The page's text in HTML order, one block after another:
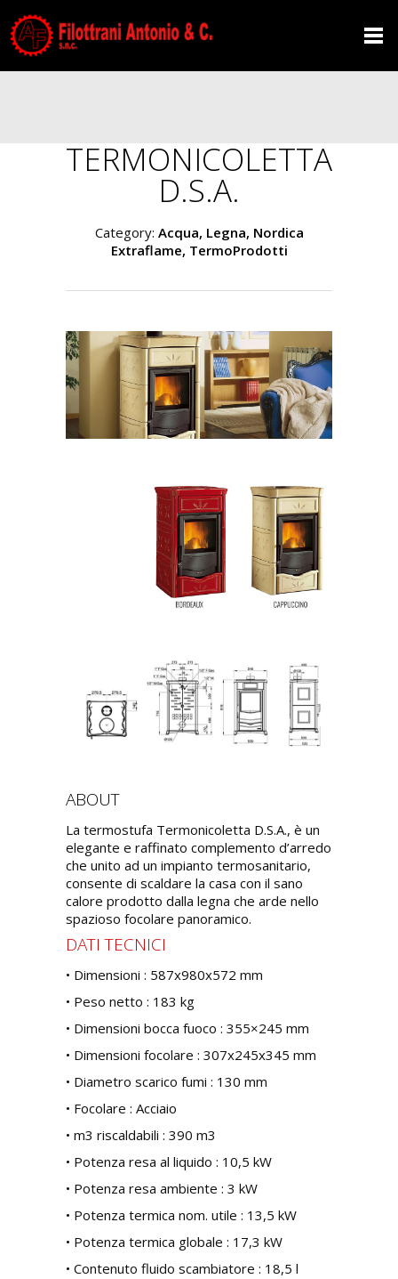
TERMONICOLETTA
D.S.A.
Category: Acqua, Legna, Nordica
Extraflame, TermoProdotti
ABOUT
La termostufa Termonicoletta D.S.A., è un
elegante e raffinato complemento d’arredo
che unito ad un impianto termosanitario,
consente di scaldare la casa con il sano
calore prodotto dalla legna che arde nello
spazioso focolare panoramico.
DATI TECNICI
• Dimensioni : 587x980x572 mm
• Peso netto : 183 kg
• Dimensioni bocca fuoco : 355×245 mm
• Dimensioni focolare : 307x245x345 mm
• Diametro scarico fumi : 130 mm
• Focolare : Acciaio
• m3 riscaldabili : 390 m3
• Potenza resa al liquido : 10,5 kW
• Potenza resa ambiente : 3 kW
• Potenza termica nom. utile : 13,5 kW
• Potenza termica globale : 17,3 kW
• Contenuto fluido scambiatore : 18,5 l